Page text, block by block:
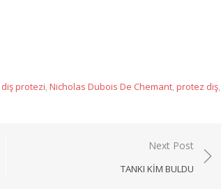
diş protezi,Nicholas Dubois De Chemant,protez diş,
Next Post
TANKI KIM BULDU